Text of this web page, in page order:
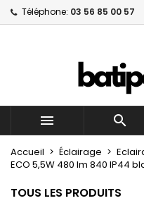
Téléphone: 03 56 85 00 57
 
Accueil Éclairage
ECO 5,5W 480 lm 840 IP44
TOUS LES PRODUITS
Mes listes
Créer une nouvelle
Créer une
Nom de la liste d'envies
Annuler
Connexion
Vous devez être
à votre liste d'envies.